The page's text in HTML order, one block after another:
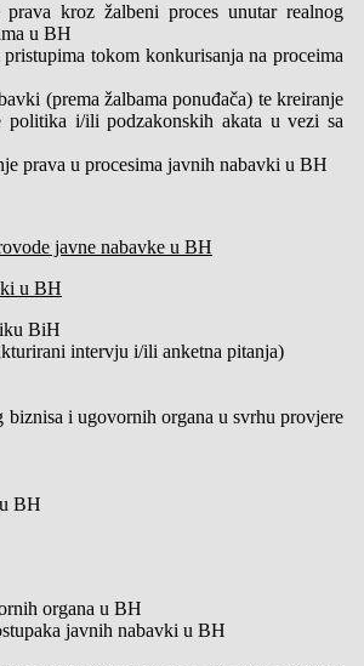
kroz žalbeni proces unutar realnog
u BH
tokom konkurisanja na proceima
(prema žalbama ponuđača) te kreiranje
politika i/ili podzakonskih akata u vezi sa
prava u procesima javnih nabavki u BH
javne nabavke u BH
u BH
BiH
intervju i/ili anketna pitanja)
i ugovornih organa u svrhu provjere
BH
organa u BH
javnih nabavki u BH